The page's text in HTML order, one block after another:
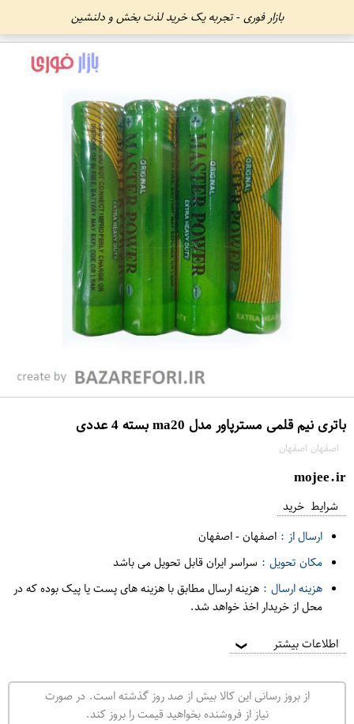
بازار فوری - تجربه یک خرید لذت بخش و دلنشین
باتری نیم قلمی مسترپاور مدل ma20 بسته 4 عددی
اصفهان اصفهان
mojee.ir
شرایط خرید
ارسال از : اصفهان-اصفهان
مکان تحویل : سراسر ایران قابل تحویل می باشد
هزینه ارسال : هزینه ارسال مطابق با هزینه های پست یا پیک بوده که در
محل از خریدار اخذ خواهد شد.
اطلاعات بیشتر ❯
از بروز رسانی این کالا بیش از صد روز گذشته است. در صورت
نیاز از فروشنده بخواهید قیمت را بروز کند.